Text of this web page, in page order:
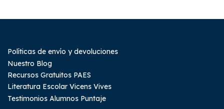
Políticas de envío y devoluciones
Nuestro Blog
Recursos Gratuitos PAES
Literatura Escolar Vicens Vives
Testimonios Alumnos Puntaje